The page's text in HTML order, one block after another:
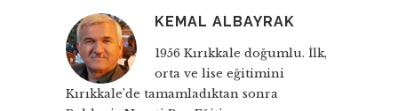
KEMAL ALBAYRAK
1956 Kırıkkale doğumlu. İlk,
orta ve lise eğitimini
Kırıkkale’de tamamladıktan sonra